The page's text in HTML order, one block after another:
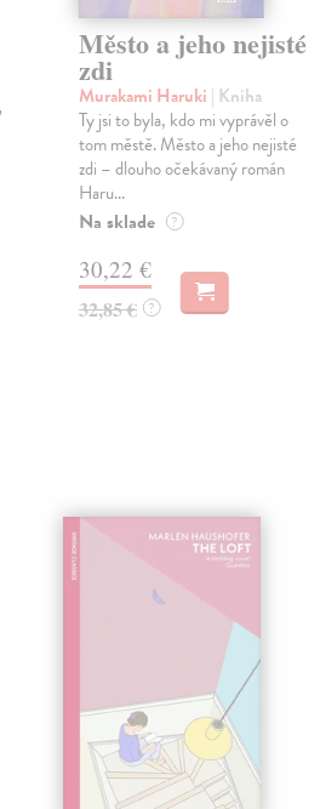
Město a jeho nejisté
zdi
Murakami Haruki | Kniha
Ty jsi to byla, kdo mi vyprávěl o
tom městě. Město a jeho nejisté
zdi – dlouho očekávaný román
Haru...
Na sklade ?
30,22 €
32,85 € ?